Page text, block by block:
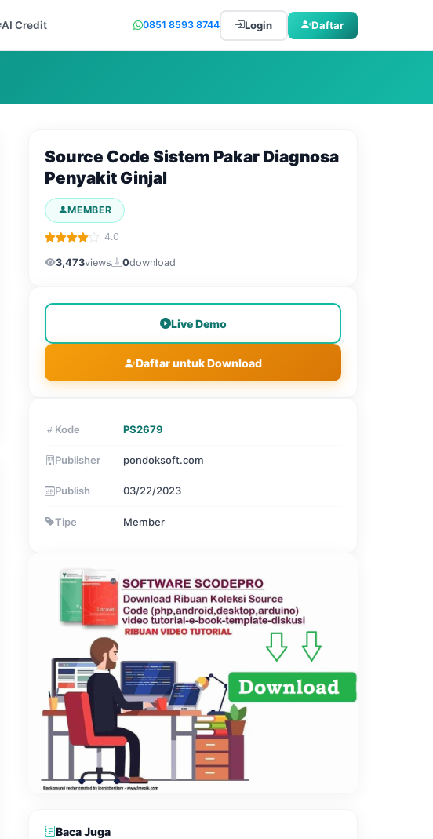
AI Credit 0851 8593 8744 Login Daftar
Source Code Sistem Pakar Diagnosa
Penyakit Ginjal
MEMBER
4.0
3,473views 0download
Live Demo
Daftar untuk Download
Kode PS2679
Publisher pondoksoft.com
Publish 03/22/2023
Tipe Member
Baca Juga